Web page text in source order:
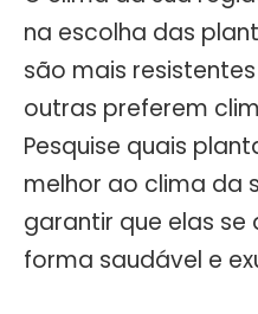
na escolha das
são mais
outras preferem
Pesquise quais
melhor ao clima da
garantir que elas se
forma saudável e